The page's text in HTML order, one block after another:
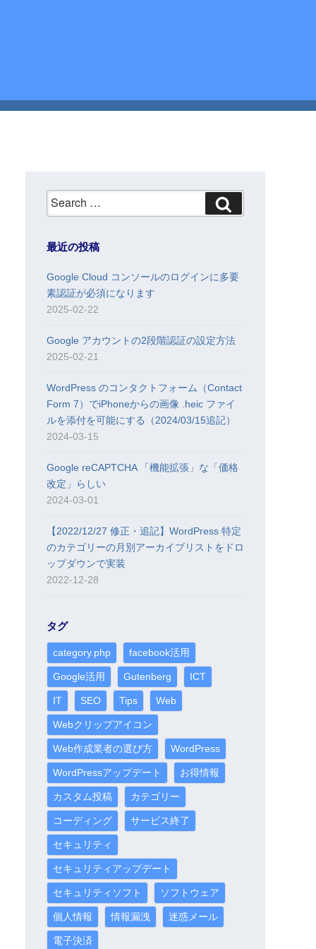
Search
for:
最近の投稿
Google Cloud コンソールのログインに多要
素認証が必須になります
2025-02-22
Google アカウントの2段階認証の設定方法
2025-02-21
WordPress のコンタクトフォーム（Contact
Form 7）でiPhoneからの画像 .heic ファイ
ルを添付を可能にする（2024/03/15追記）
2024-03-15
Google reCAPTCHA 「機能拡張」な「価格
改定」らしい
2024-03-01
【2022/12/27 修正・追記】WordPress 特定
のカテゴリーの月別アーカイブリストをドロ
ップダウンで実装
2022-12-28
タグ
category.php facebook活用
Google活用 Gutenberg ICT
IT SEO Tips Web
Webクリップアイコン
Web作成業者の選び方 WordPress
WordPressアップデート お得情報
カスタム投稿 カテゴリー
コーディング サービス終了
セキュリティ
セキュリティアップデート
セキュリティソフト ソフトウェア
個人情報 情報漏洩 迷惑メール
電子決済